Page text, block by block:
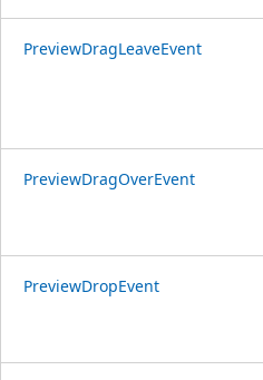
PreviewDragLeaveEvent
PreviewDragOverEvent
PreviewDropEvent